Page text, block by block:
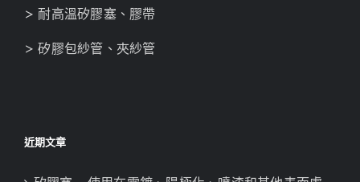
> 耐高溫矽膠塞、膠帶
> 矽膠包紗管、夾紗管
近期文章